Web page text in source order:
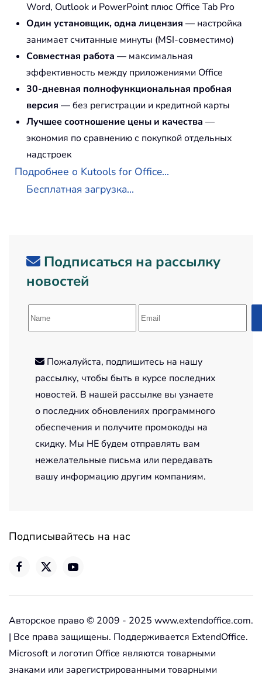
Word, Outlook и PowerPoint плюс Office Tab Pro
Один установщик, одна лицензия — настройка
занимает считанные минуты (MSI-совместимо)
Совместная работа — максимальная
эффективность между приложениями Office
30-дневная полнофункциональная пробная
версия — без регистрации и кредитной карты
Лучшее соотношение цены и качества —
экономия по сравнению с покупкой отдельных
надстроек
Подробнее о Kutools for Office...
Бесплатная загрузка...
Подписаться на рассылку
новостей
Пожалуйста, подпишитесь на нашу
рассылку, чтобы быть в курсе последних
новостей. В нашей рассылке вы узнаете
о последних обновлениях программного
обеспечения и получите промокоды на
скидку. Мы НЕ будем отправлять вам
нежелательные письма или передавать
вашу информацию другим компаниям.
Подписывайтесь на нас
Авторское право © 2009 - 2025 www.extendoffice.com.
| Все права защищены. Поддерживается ExtendOffice.
Microsoft и логотип Office являются товарными
знаками или зарегистрированными товарными